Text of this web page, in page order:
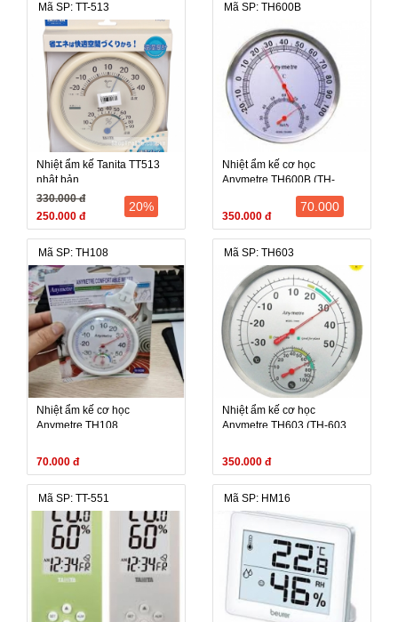
Mã SP: TT-513
Nhiệt ẩm kế Tanita TT513
nhật bản
330.000 đ
250.000 đ
20%
Mã SP: TH600B
Nhiệt ẩm kế cơ học
Anymetre TH600B (TH-
600B, TH 600B)
350.000 đ
70.000
Mã SP: TH108
Nhiệt ẩm kế cơ học
Anymetre TH108
70.000 đ
Mã SP: TH603
Nhiệt ẩm kế cơ học
Anymetre TH603 (TH-603,
350.000 đ
Mã SP: TT-551 Mã SP: HM16